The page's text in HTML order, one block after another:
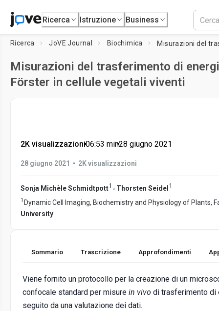
Ricerca Istruzione Business
Ricerca JoVE Journal Biochimica
Misurazioni del trasferimento di
Förster in cellule vegetali viventi
2K visualizzazioni•06:53 min•28 giugno 2021
28 giugno 2021 • 2K visualizzazioni
Sonja Michèle Schmidtpott1 , Thorsten Seidel 1
1 Dynamic Cell Imaging, Biochemistry and Physiology of Plants,
University
Sommario Trascrizione Approfondimenti
Viene fornito un protocollo per la creazione di un
confocale standard per misure in vivo di trasferimento di
seguito da una valutazione dei dati.